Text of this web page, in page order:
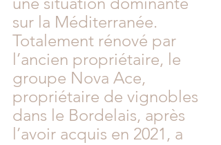
sur la Méditerranée.
Totalement rénové par
l’ancien propriétaire, le
groupe Nova Ace,
propriétaire de vignobles
dans le Bordelais, après
l’avoir acquis en 2021, a